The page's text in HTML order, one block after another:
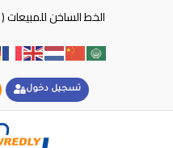
الخط الساخن للمبيعات (
تسجيل دخول